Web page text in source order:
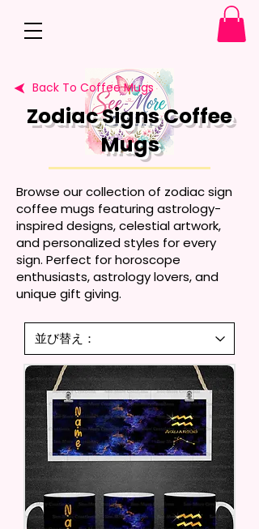
Back To Coffee Mugs
Zodiac Signs Coffee
Mugs
Browse our collection of zodiac sign
coffee mugs featuring astrology-
inspired designs, celestial artwork,
and personalized styles for every
sign. Perfect for horoscope
enthusiasts, astrology lovers, and
unique gift giving.